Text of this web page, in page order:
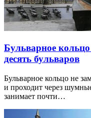
Бульварное
десять бульваров
Бульварное кольцо не
и проходит через
занимает почти…